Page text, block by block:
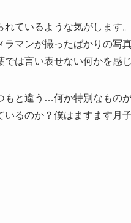
ているような気がします
マンが撮ったばかりの写
は言い表せない何かを感じ
もと違う…何か特別なもの
るのか？僕はますます月